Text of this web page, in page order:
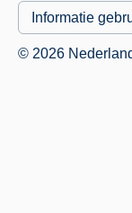
Informatie
© 2026